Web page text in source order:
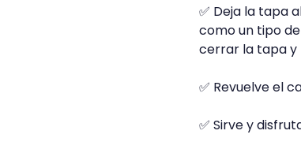
✅ Deja la tapa
como un tipo
cerrar la tapa y
✅ Revuelve el
✅ Sirve y